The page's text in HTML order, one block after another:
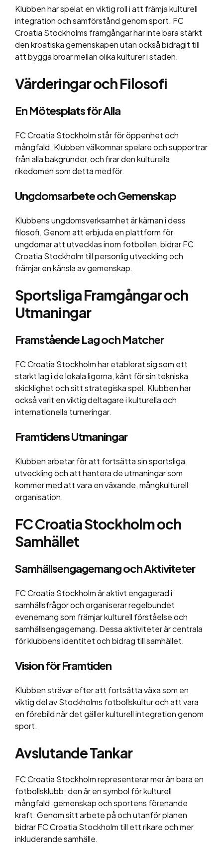
Klubben har spelat en viktig roll i att främja kulturell
integration och samförstånd genom sport. FC
Croatia Stockholms framgångar har inte bara stärkt
den kroatiska gemenskapen utan också bidragit till
att bygga broar mellan olika kulturer i staden.
Värderingar och Filosofi
En Mötesplats för Alla
FC Croatia Stockholm står för öppenhet och
mångfald. Klubben välkomnar spelare och supportrar
från alla bakgrunder, och firar den kulturella
rikedomen som detta medför.
Ungdomsarbete och Gemenskap
Klubbens ungdomsverksamhet är kärnan i dess
filosofi. Genom att erbjuda en plattform för
ungdomar att utvecklas inom fotbollen, bidrar FC
Croatia Stockholm till personlig utveckling och
främjar en känsla av gemenskap.
Sportsliga Framgångar och
Utmaningar
Framstående Lag och Matcher
FC Croatia Stockholm har etablerat sig som ett
starkt lag i de lokala ligorna, känt för sin tekniska
skicklighet och sitt strategiska spel. Klubben har
också varit en viktig deltagare i kulturella och
internationella turneringar.
Framtidens Utmaningar
Klubben arbetar för att fortsätta sin sportsliga
utveckling och att hantera de utmaningar som
kommer med att vara en växande, mångkulturell
organisation.
FC Croatia Stockholm och
Samhället
Samhällsengagemang och Aktiviteter
FC Croatia Stockholm är aktivt engagerad i
samhällsfrågor och organiserar regelbundet
evenemang som främjar kulturell förståelse och
samhällsengagemang. Dessa aktiviteter är centrala
för klubbens identitet och bidrag till samhället.
Vision för Framtiden
Klubben strävar efter att fortsätta växa som en
viktig del av Stockholms fotbollskultur och att vara
en förebild när det gäller kulturell integration genom
sport.
Avslutande Tankar
FC Croatia Stockholm representerar mer än bara en
fotbollsklubb; den är en symbol för kulturell
mångfald, gemenskap och sportens förenande
kraft. Genom sitt arbete på och utanför planen
bidrar FC Croatia Stockholm till ett rikare och mer
inkluderande samhälle.